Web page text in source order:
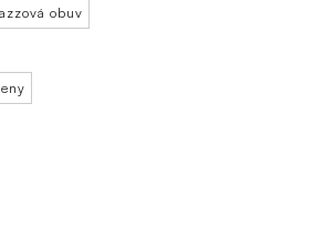
obuv